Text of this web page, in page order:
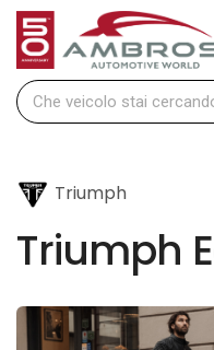
Triumph
Triumph